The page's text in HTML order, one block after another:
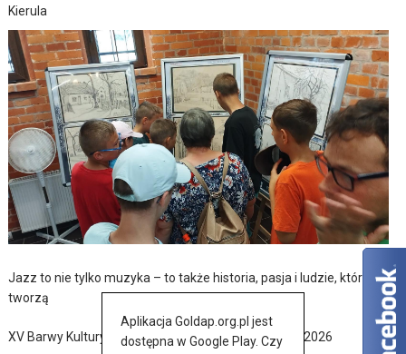
Kierula
Jazz to nie tylko muzyka – to także historia, pasja i ludzie, którzy ją
tworzą
XV Barwy Kultury Ukraińskiej w Baniach Mazurskich 2026
Aplikacja Goldap.org.pl jest
dostępna w Google Play. Czy